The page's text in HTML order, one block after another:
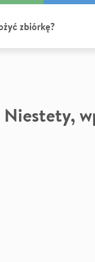
zbiórkę?
Niestety,